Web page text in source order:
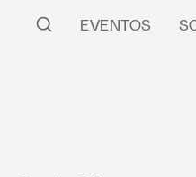
EVENTOS